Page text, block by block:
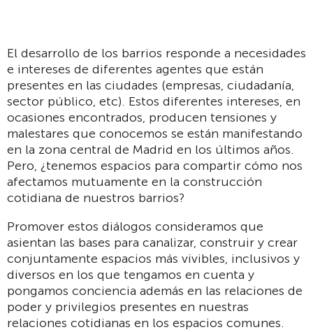
El desarrollo de los barrios responde a necesidades
e intereses de diferentes agentes que están
presentes en las ciudades (empresas, ciudadanía,
sector público, etc). Estos diferentes intereses, en
ocasiones encontrados, producen tensiones y
malestares que conocemos se están manifestando
en la zona central de Madrid en los últimos años.
Pero, ¿tenemos espacios para compartir cómo nos
afectamos mutuamente en la construcción
cotidiana de nuestros barrios?
Promover estos diálogos consideramos que
asientan las bases para canalizar, construir y crear
conjuntamente espacios más vivibles, inclusivos y
diversos en los que tengamos en cuenta y
pongamos conciencia además en las relaciones de
poder y privilegios presentes en nuestras
relaciones cotidianas en los espacios comunes.